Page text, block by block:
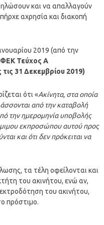
και να απαλλαγούν
αχρησία και διακοπή
2019 (από την
ΦΕΚ Τεύχος Α
31 Δεκεμβρίου 2019)
ότι «Ακίνητα, στα οποία
από την καταβολή
την ημερομηνία υποβολής
εκπροσώπου αυτού προς
και ότι δεν πρόκειται να
τα τέλη οφείλονται και
του ακινήτου, ενώ αν,
του ακινήτου,
πρόστιμο.